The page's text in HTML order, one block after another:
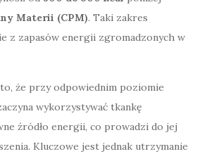
Materii (CPM). Taki zakres
z zapasów energii zgromadzonych w
że przy odpowiednim poziomie
wykorzystywać tkankę
źródło energii, co prowadzi do jej
Kluczowe jest jednak utrzymanie